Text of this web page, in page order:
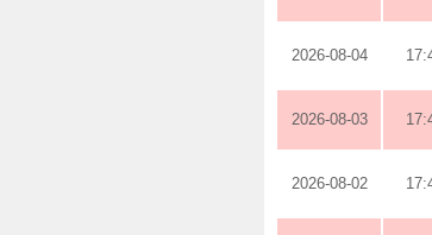
2026-08-04
2026-08-03
2026-08-02